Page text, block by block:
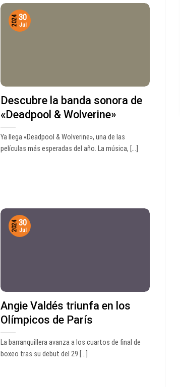
Descubre la banda sonora de
«Deadpool & Wolverine»
Ya llega «Deadpool & Wolverine», una de las
películas más esperadas del año. La música, [...]
30
Jul
2024
Angie Valdés triunfa en los
Olímpicos de París
La barranquillera avanza a los cuartos de final de
boxeo tras su debut del 29 [...]
30
Jul
2024